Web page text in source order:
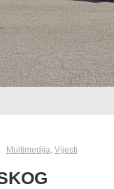
Multimedija, Vijesti